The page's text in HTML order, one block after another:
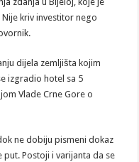
kriv investitor nego
dijela zemljišta kojim
izgradio hotel sa 5
Vlade Crne Gore o
ne dobiju pismeni dokaz
Postoji i varijanta da se